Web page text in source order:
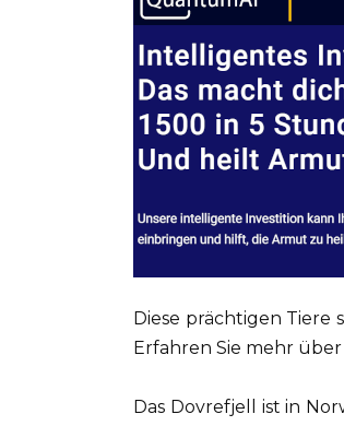
Diese prächtigen
Erfahren Sie mehr
Das Dovrefjell ist in